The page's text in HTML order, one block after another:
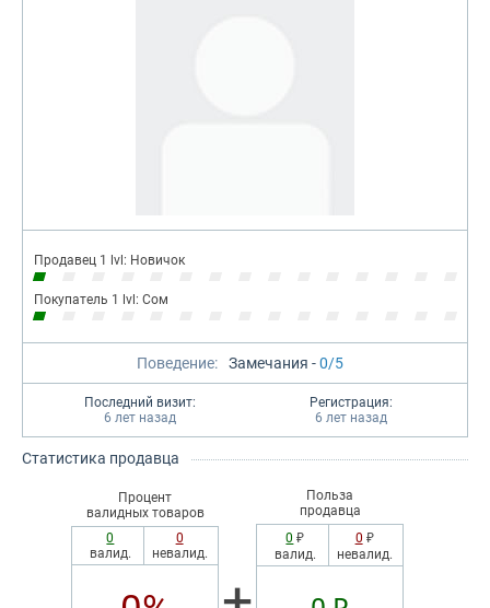
Продавец 1 lvl: Новичок
Покупатель 1 lvl: Сом
Поведение: Замечания -0/5
Последний визит:
6 лет назад
Регистрация:
6 лет назад
Статистика продавца
Процент
валидных товаров
0
валид.
0
невалид.
Польза
продавца
0 ₽
валид.
0 ₽
невалид.